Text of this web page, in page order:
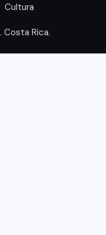
Cultura
. Costa Rica.